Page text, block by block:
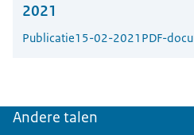
2021
Publicatie15-02-2021 PDF-
Andere talen